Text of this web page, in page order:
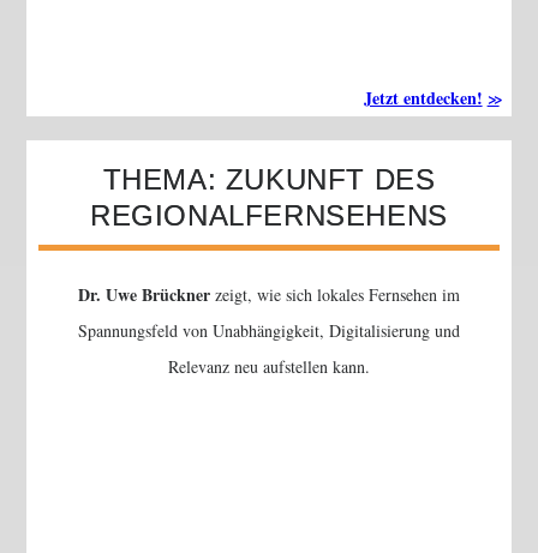
Jetzt entdecken!
THEMA: ZUKUNFT DES
REGIONALFERNSEHENS
Dr. Uwe Brückner zeigt, wie sich lokales Fernsehen im
Spannungsfeld von Unabhängigkeit, Digitalisierung und
Relevanz neu aufstellen kann.